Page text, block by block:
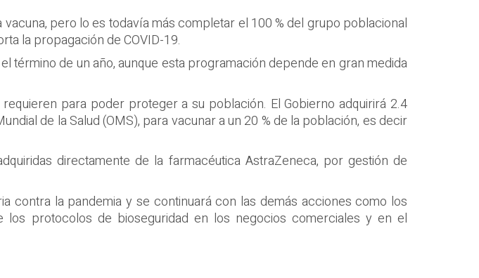
pero lo es todavía más completar el 100 % del grupo poblacional
la propagación de COVID-19.
término de un año, aunque esta programación depende en gran medida
para poder proteger a su población. El Gobierno adquirirá 2.4
de la Salud (OMS), para vacunar a un 20 % de la población, es decir
directamente de la farmacéutica AstraZeneca, por gestión de
contra la pandemia y se continuará con las demás acciones como los
los protocolos de bioseguridad en los negocios comerciales y en el